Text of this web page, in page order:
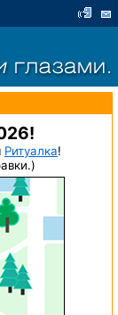
Ритуалка!